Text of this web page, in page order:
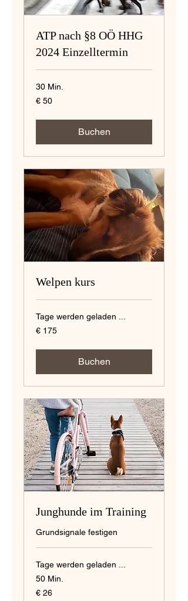
ATP nach §8 OÖ HHG
2024 Einzelltermin
30 Min.
50
Euro
€ 50
Buchen
Welpen kurs
Tage werden geladen ...
175
Euro
€ 175
Buchen
Junghunde im Training
Grundsignale festigen
Tage werden geladen ...
50 Min.
26
Euro
€ 26